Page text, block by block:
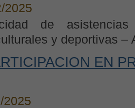
2025
de
y deportivas –
EN
2025